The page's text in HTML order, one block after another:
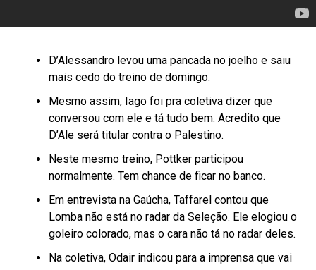
D’Alessandro levou uma pancada no joelho e saiu
mais cedo do treino de domingo.
Mesmo assim, Iago foi pra coletiva dizer que
conversou com ele e tá tudo bem. Acredito que
D’Ale será titular contra o Palestino.
Neste mesmo treino, Pottker participou
normalmente. Tem chance de ficar no banco.
Em entrevista na Gaúcha, Taffarel contou que
Lomba não está no radar da Seleção. Ele elogiou o
goleiro colorado, mas o cara não tá no radar deles.
Na coletiva, Odair indicou para a imprensa que vai